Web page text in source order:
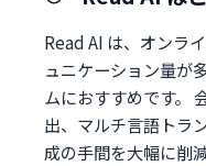
Read AI は、オンラ
ュニケーション量が
ムにおすすめです。
出、マルチ言語トラ
成の手間を大幅に削